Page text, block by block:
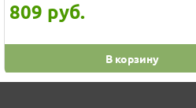
809 руб.
В корзину